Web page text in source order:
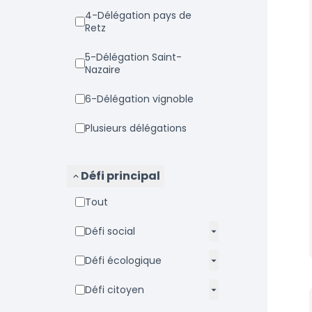
4-Délégation pays de
Retz
5-Délégation Saint-
Nazaire
6-Délégation vignoble
Plusieurs délégations
Défi principal
Tout
Défi social
Défi écologique
Défi citoyen